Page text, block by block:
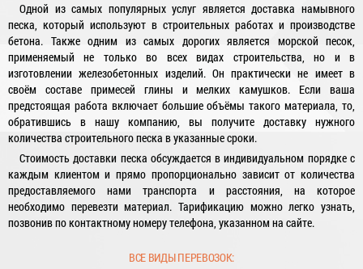
Одной из самых популярных услуг является доставка намывного
песка, который используют в строительных работах и производстве
бетона. Также одним из самых дорогих является морской песок,
применяемый не только во всех видах строительства, но и в
изготовлении железобетонных изделий. Он практически не имеет в
своём составе примесей глины и мелких камушков. Если ваша
предстоящая работа включает большие объёмы такого материала, то,
обратившись в нашу компанию, вы получите доставку нужного
количества строительного песка в указанные сроки.
Стоимость доставки песка обсуждается в индивидуальном порядке с
каждым клиентом и прямо пропорционально зависит от количества
предоставляемого нами транспорта и расстояния, на которое
необходимо перевезти материал. Тарификацию можно легко узнать,
позвонив по контактному номеру телефона, указанном на сайте.
ВСЕ ВИДЫ ПЕРЕВОЗОК: